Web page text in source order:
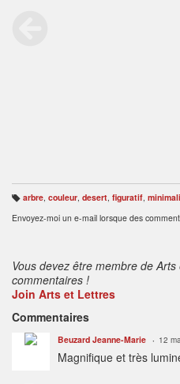
B
ali
s
arbre, couleur, desert, figuratif,
Envoyez-moi un e-mail lorsque des
Vous devez être membre de
commentaires !
Join Arts et Lettres
Commentaires
Beuzard Jeanne-Marie 12
Magnifique et très